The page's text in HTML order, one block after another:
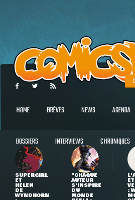
HOME BRÈVES NEWS AGENDA
DOSSIERS INTERVIEWS CHRONIQUES
SUPERGIRL
ET
HELEN
DE
WYNDHORN
"CHAQUE
AUTEUR
S'INSPIRE
DU
MONDE
: